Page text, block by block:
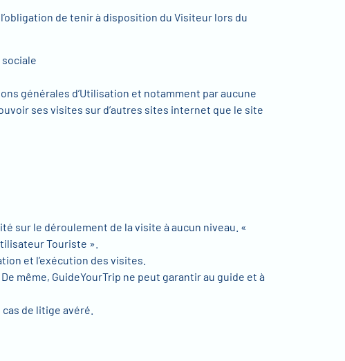
de tenir à disposition du Visiteur lors du
sociale
générales d’Utilisation et notamment par aucune
ses visites sur d’autres sites internet que le site
sur le déroulement de la visite à aucun niveau. «
Touriste ».
et l’exécution des visites.
même, GuideYourTrip ne peut garantir au guide et à
de litige avéré.